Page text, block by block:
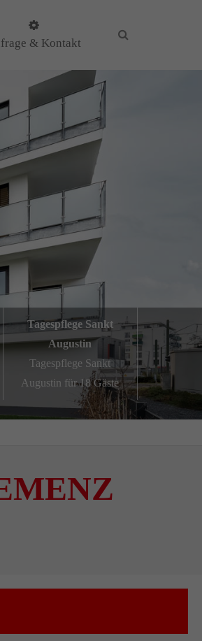
& Kontakt
Tagespflege Sankt
Augustin
Tagespflege Sankt
Augustin für 18 Gäste